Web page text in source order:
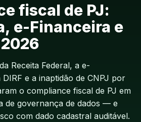
fiscal de PJ:
e-Financeira e
Receita Federal, a e-
e a inaptidão de CNPJ por
o compliance fiscal de PJ em
de governança de dados — e
com dado cadastral auditável.